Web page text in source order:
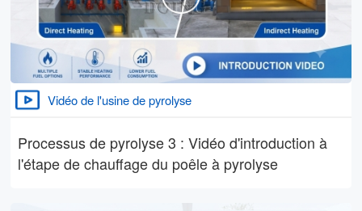
Vidéo de l'usine de pyrolyse
Processus de pyrolyse 3 : Vidéo d'introduction à
l'étape de chauffage du poêle à pyrolyse